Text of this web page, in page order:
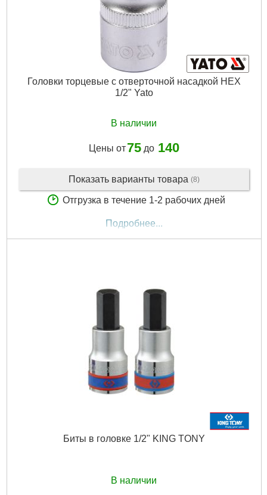
Головки торцевые с отверточной насадкой HEX
1/2" Yato
В наличии
Цены от 75до 140
Показать варианты товара (8)
Отгрузка в течение 1-2 рабочих дней
Подробнее...
Биты в головке 1/2" KING TONY
В наличии